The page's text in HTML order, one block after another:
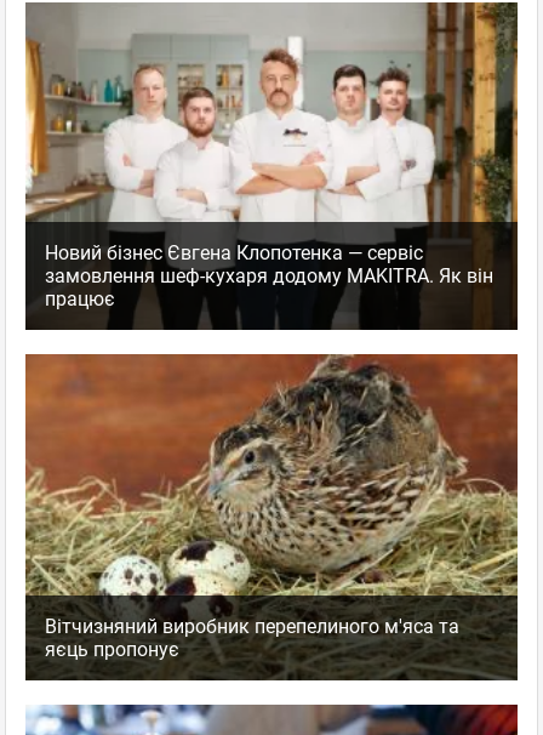
Новий бізнес Євгена Клопотенка — сервіс
замовлення шеф-кухаря додому MAKITRA. Як він
працює
Вітчизняний виробник перепелиного м'яса та
яєць пропонує